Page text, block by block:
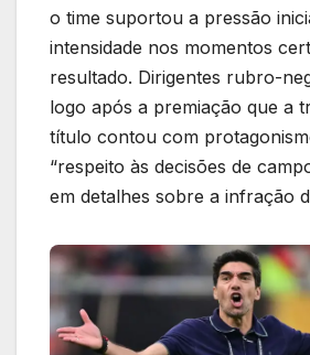
o time suportou a pressão
intensidade nos momentos
resultado. Dirigentes rubro-
logo após a premiação que a
título contou com
“respeito às decisões de
em detalhes sobre a infração